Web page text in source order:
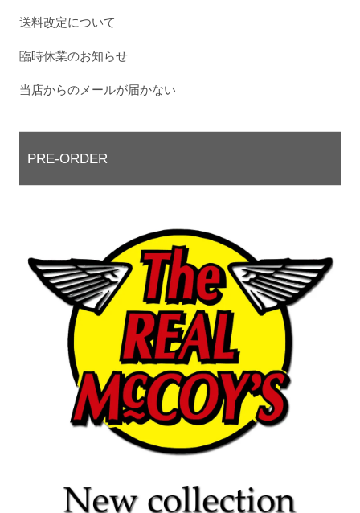
送料改定について
臨時休業のお知らせ
当店からのメールが届かない
PRE-ORDER